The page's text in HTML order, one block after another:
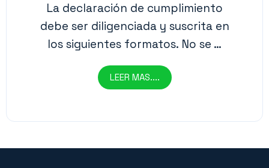
La declaración de cumplimiento
debe ser diligenciada y suscrita en
los siguientes formatos. No se …
LEER MAS....